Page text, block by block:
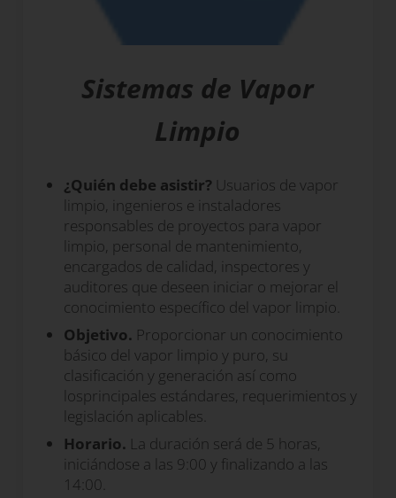
Sistemas de Vapor
Limpio
¿Quién debe asistir? Usuarios de vapor
limpio, ingenieros e instaladores
responsables de proyectos para vapor
limpio, personal de mantenimiento,
encargados de calidad, inspectores y
auditores que deseen iniciar o mejorar el
conocimiento específico del vapor limpio.
Objetivo. Proporcionar un conocimiento
básico del vapor limpio y puro, su
clasificación y generación así como
losprincipales estándares, requerimientos y
legislación aplicables.
Horario. La duración será de 5 horas,
iniciándose a las 9:00 y finalizando a las
14:00.